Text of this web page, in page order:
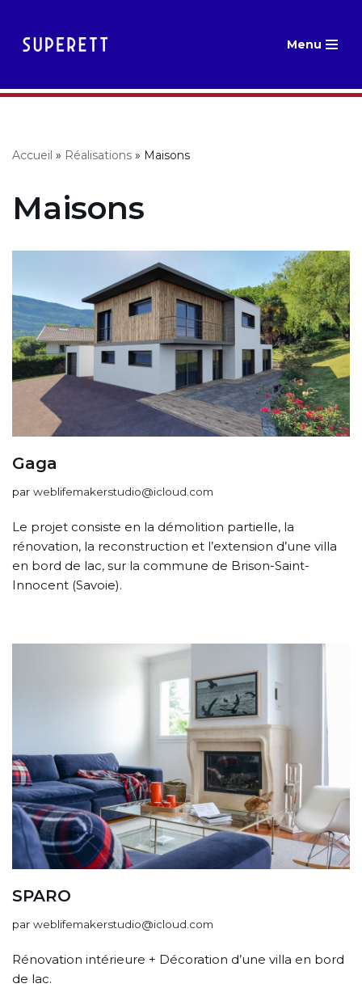
Aller
Menu
Accueil » Réalisations » Maisons
Maisons
Gaga
par weblifemakerstudio@icloud.com
Le projet consiste en la démolition partielle, la
rénovation, la reconstruction et l’extension d’une villa
en bord de lac, sur la commune de Brison-Saint-
Innocent (Savoie).
SPARO
par weblifemakerstudio@icloud.com
Rénovation intérieure + Décoration d’une villa en bord
de lac.